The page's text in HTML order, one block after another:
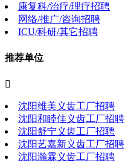
康复科/治疗/理疗招聘
网络/推广/咨询招聘
ICU/科研/其它招聘
推荐单位

沈阳维美义齿工厂招聘
沈阳和睦佳义齿工厂招聘
沈阳舒宁义齿工厂招聘
沈阳艺嘉新义齿工厂招聘
沈阳瀚霖义齿工厂招聘